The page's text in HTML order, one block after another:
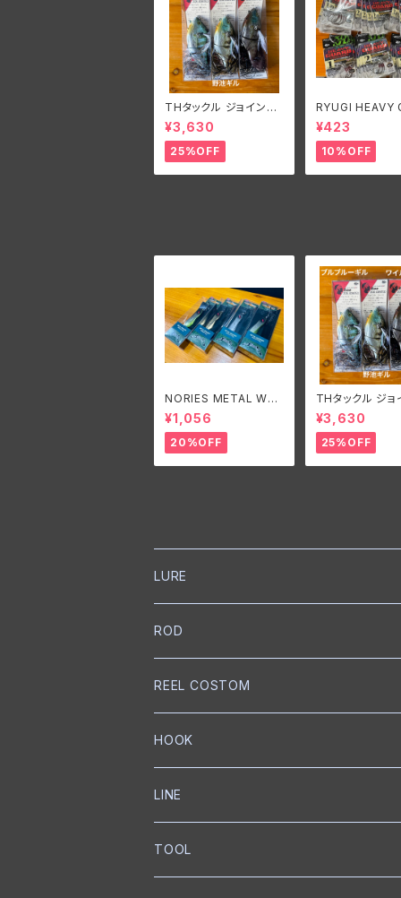
THタックル ジョイント
ゾーイ
¥3,630
25%OFF
RYUGI HEAVY
D TALISMAN/
ギ ヘビーガード
マン
¥423
10%OFF
NORIES METAL WAS
ABY 27g/ノリーズ メタ
ルワサビー 27グラム
¥1,056
20%OFF
THタックル ジョ
ゾーイ
¥3,630
25%OFF
LURE
NORIES
トップウォーター
クランクベイト
mibro
クランクベイト
NISHINE LURE WORKS
ミノー
リップレスクランク
BUMBLEBEE CUSTOM LURES
チャターベイト
Megabass
ROD
NORIES
スピニングロッド
ベイトロッド
SLANG
スピニングロッド
GRASS ROOTS
ベイトキャスティングロッド
Out≒Law
REEL COSTOM
GOLD Works
匠ベアリング
匠ブッシュ
GLITCH
グリス
mibro
HOOK
BKK
トレブルフック
ICHIKAWA FISHING
LINE
SEAGUAR
TOOL